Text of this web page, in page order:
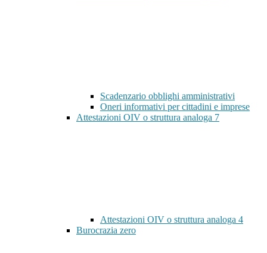
Scadenzario obblighi amministrativi
Oneri informativi per cittadini e imprese
Attestazioni OIV o struttura analoga 7
Attestazioni OIV o struttura analoga 4
Burocrazia zero